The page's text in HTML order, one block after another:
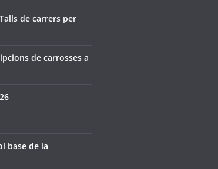
de carrers per
de carrosses a
base de la